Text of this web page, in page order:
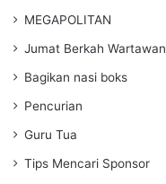
MEGAPOLITAN
Jumat Berkah Wartawan
Bagikan nasi boks
Pencurian
Guru Tua
Tips Mencari Sponsor